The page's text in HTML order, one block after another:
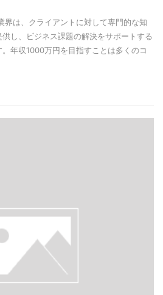
界は、クライアントに対して専門的な知
し、ビジネス課題の解決をサポートする
年収1000万円を目指すことは多くのコ